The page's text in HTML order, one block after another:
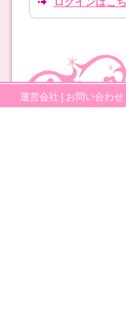
運営会社 | お問い合わせ